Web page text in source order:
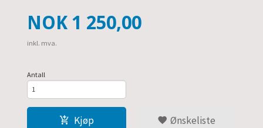
Pris
NOK 1 250,00
inkl. mva.
Antall
Kjøp Ønskeliste